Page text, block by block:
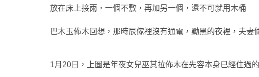
放在床上接雨，一個不敷，再加另一個，還不可就用木桶
巴木玉佈木回想，那時辰傢裡沒有通電，黝黑的夜裡，夫
1月20日，上圖是年夜女兒巫其拉佈木在先容本身已經住過